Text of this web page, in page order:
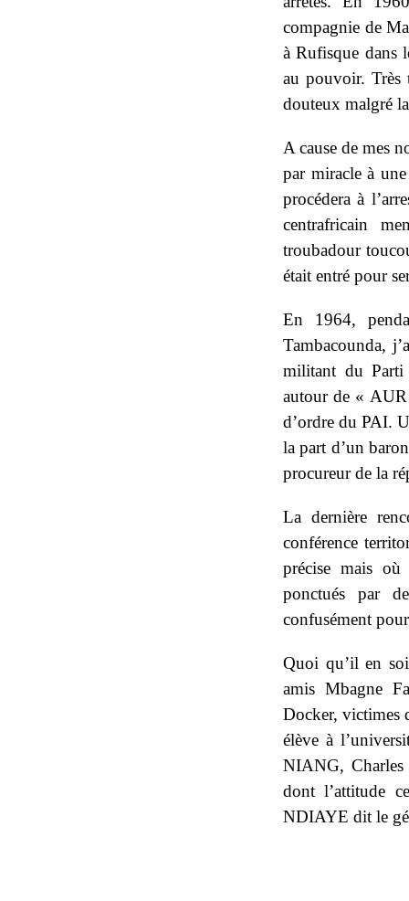
compagnie de
à Rufisque dans
au pouvoir. Très
douteux malgré
A cause de mes
par miracle à
procédera à
centrafricain
troubadour
était entré pour
En 1964,
Tambacounda,
militant du Parti
autour de «
d’ordre du PAI.
la part d’un
procureur de la
La dernière
conférence
précise mais où
ponctués par
confusément
Quoi qu’il en
amis Mbagne
Docker, victimes
élève à
NIANG,
dont l’attitude
NDIAYE dit le